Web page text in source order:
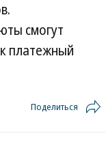
смогут
платежный
Поделиться